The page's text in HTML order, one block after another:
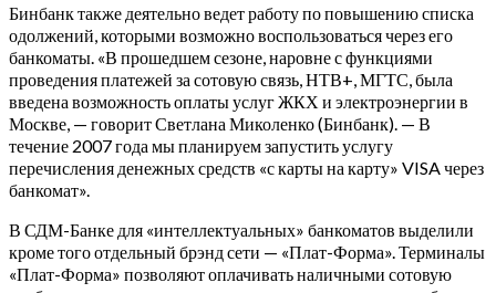
Бинбанк также деятельно ведет работу по повышению списка
одолжений, которыми возможно воспользоваться через его
банкоматы. «В прошедшем сезоне, наровне с функциями
проведения платежей за сотовую связь, НТВ+, МГТС, была
введена возможность оплаты услуг ЖКХ и электроэнергии в
Москве, — говорит Светлана Миколенко (Бинбанк). — В
течение 2007 года мы планируем запустить услугу
перечисления денежных средств «с карты на карту» VISA через
банкомат».
В СДМ-Банке для «интеллектуальных» банкоматов выделили
кроме того отдельный брэнд сети — «Плат-Форма». Терминалы
«Плат-Форма» позволяют оплачивать наличными сотовую